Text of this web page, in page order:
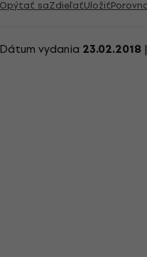
Opýtať saZdieľaťUložiť
Dátum vydania 23.02.2018